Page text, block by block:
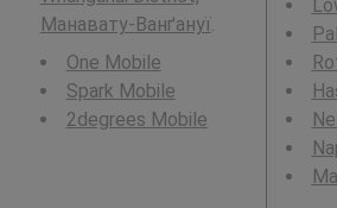
Манавату-Ванґануї.
One Mobile
Spark Mobile
2degrees Mobile